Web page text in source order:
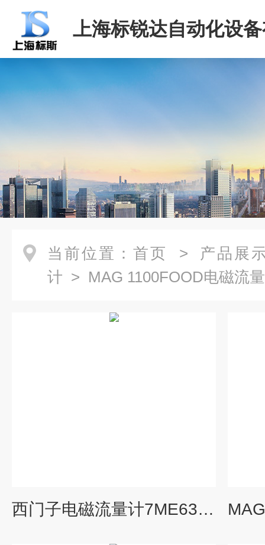
上海标锐达自动化设
司
当前位置： 首页 > 产品展
计 > MAG 1100FOOD电磁流
西门子电磁流量计7ME6340-5DC13-2AA1